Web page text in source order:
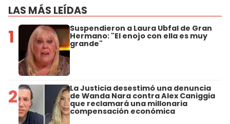
LAS MÁS LEÍDAS
1 Suspendieron a Laura Ubfal de Gran
Hermano: "El enojo con ella es muy
grande"
2 La Justicia desestimó una denuncia
de Wanda Nara contra Alex Caniggia
que reclamará una millonaria
compensación económica